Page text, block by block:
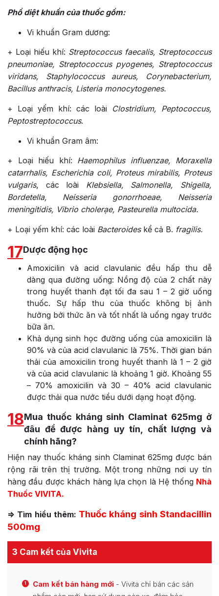
Phổ diệt khuẩn của thuốc gồm:
Vi khuẩn Gram dương:
+ Loại hiếu khí: Streptococcus faecalis, Streptococcus
pneumoniae, Streptococcus pyogenes, Streptococcus
viridans, Staphylococcus aureus, Corynebacterium,
Bacillus anthracis, Listeria monocytogenes.
+ Loại yếm khí: các loài Clostridium, Peptococcus,
Peptostreptococcus.
Vi khuẩn Gram âm:
+ Loại hiếu khí: Haemophilus influenzae, Moraxella
catarrhalis, Escherichia coli, Proteus mirabilis, Proteus
vulgaris, các loài Klebsiella, Salmonella, Shigella,
Bordetella, Neisseria gonorrhoeae, Neisseria
meningitidis, Vibrio cholerạe, Pasteurella multocida.
+ Loại yếm khí: các loài Bacteroideskể cả B. fragilis.
17Dược động học
Amoxicilin và acid clavulanic đều hấp thu dễ
dàng qua đường uống: Nồng độ của 2 chất này
trong huyết thanh đạt tối đa sau 1 – 2 giờ uống
thuốc. Sự hấp thu của thuốc không bị ảnh
hưởng bởi thức ăn và tốt nhất là uống ngay trước
bữa ăn.
Khả dụng sinh học đường uống của amoxicilin là
90% và của acid clavulanic là 75%. Thời gian bán
thải của amoxicilin trong huyết thanh là 1 – 2 giờ
và của acid clavulanic là khoảng 1 giờ. Khoảng 55
– 70% amoxicilin và 30 – 40% acid clavulanic
được thải qua nước tiểu dưới dạng hoạt động.
18Mua thuốc kháng sinh Claminat 625mg ở
đâu để được hàng uy tín, chất lượng và
chính hãng?
Hiện nay thuốc kháng sinh Claminat 625mg được bán
rộng rãi trên thị trường. Một trong những nơi uy tín
hàng đầu được khách hàng lựa chọn là Hệ thống Nhà
Thuốc VIVITA.
=> Tìm hiểu thêm: Thuốc kháng sinh Standacillin
500mg
3 Cam kết của Vivita
1 Cam kết bán hàng mới - Vivita chỉ bán các sản